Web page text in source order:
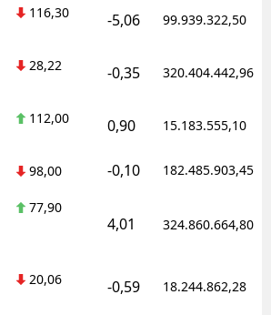
116,30 -5,06 99.939.322,50
28,22 -0,35 320.404.442,96
112,00 0,90 15.183.555,10
98,00 -0,10 182.485.903,45
77,90
4,01 324.860.664,80
20,06 -0,59 18.244.862,28